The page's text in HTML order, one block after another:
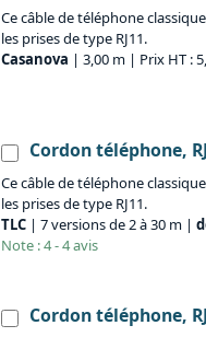
Ce câble de téléphone
les prises de type RJ11.
Casanova | 3,00 m | Prix HT :
Cordon téléphone,
Ce câble de téléphone
les prises de type RJ11.
TLC | 7 versions de 2 à 30 m |
Note : 4 - 4 avis
Cordon téléphone,